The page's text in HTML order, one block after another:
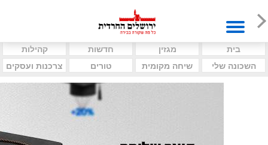
בית מגזין חדשות
קהילות
השכונה שלי
שיחה מקומית טורים צרכנות ועסקים